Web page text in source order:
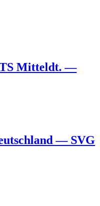
Mitteldt. —
— SVG